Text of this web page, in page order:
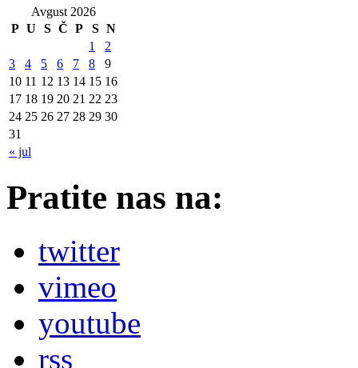
Avgust 2026
P U S Č P S N
« jul
1
2
3
4 5 6 7 8
9
10 11 12 13 14 15 16
17 18 19 20 21 22 23
24 25 26 27 28 29 30
31
Pratite nas na:
twitter
vimeo
youtube
rss